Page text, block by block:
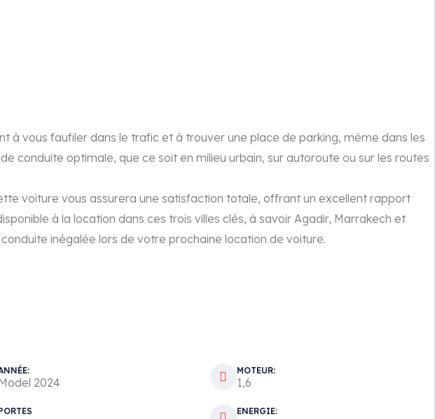
vous faufiler dans le trafic et à trouver une place de parking, même dans les
conduite optimale, que ce soit en milieu urbain, sur autoroute ou sur les routes
voiture vous assurera une satisfaction totale, offrant un excellent rapport
à la location dans ces trois villes clés, à savoir Agadir, Marrakech et
inégalée lors de votre prochaine location de voiture.
2024
MOTEUR:
1,6
ENERGIE: